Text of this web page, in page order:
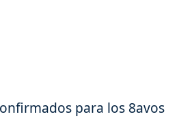
para los 8avos